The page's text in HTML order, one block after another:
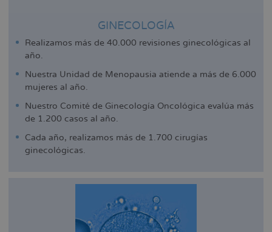
GINECOLOGÍA
Realizamos más de 40.000 revisiones ginecológicas al
año.
Nuestra Unidad de Menopausia atiende a más de 6.000
mujeres al año.
Nuestro Comité de Ginecología Oncológica evalúa más
de 1.200 casos al año.
Cada año, realizamos más de 1.700 cirugías
ginecológicas.